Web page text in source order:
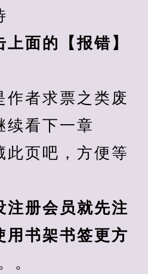
面的【报错】
者求票之类废
续看下一章
页吧，方便等
册会员就先注
用书架书签更方
。